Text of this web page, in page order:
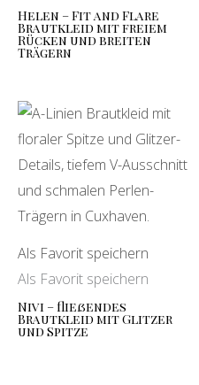
Helen – Fit and Flare
Brautkleid mit freiem
Rücken und breiten
Trägern
Als Favorit speichern
Als Favorit speichern
Nivi – fließendes
Brautkleid mit Glitzer
und Spitze